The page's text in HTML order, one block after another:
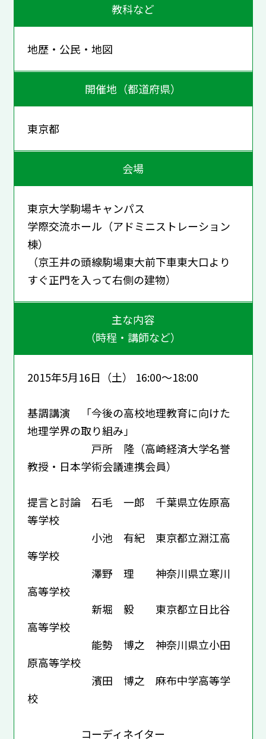
教科など
地歴・公民・地図
開催地（都道府県）
東京都
会場
東京大学駒場キャンパス
学際交流ホール（アドミニストレーション
棟）
（京王井の頭線駒場東大前下車東大口より
すぐ正門を入って右側の建物）
主な内容
（時程・講師など）
2015年5月16日（土） 16:00～18:00
基調講演 「今後の高校地理教育に向けた
地理学界の取り組み」
戸所 隆（高崎経済大学名誉
教授・日本学術会議連携会員）
提言と討論 石毛 一郎 千葉県立佐原高
等学校
小池 有紀 東京都立淵江高
等学校
澤野 理 神奈川県立寒川
高等学校
新堀 毅 東京都立日比谷
高等学校
能勢 博之 神奈川県立小田
原高等学校
濱田 博之 麻布中学高等学
校
コーディネイター